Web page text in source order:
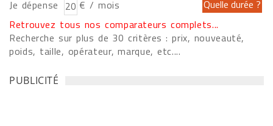
Je dépense
€ / mois
Retrouvez tous nos comparateurs complets...
Recherche sur plus de 30 critères : prix, nouveauté,
poids, taille, opérateur, marque, etc....
PUBLICITÉ